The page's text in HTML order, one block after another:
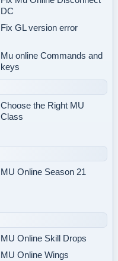
DC
Fix GL version error
Mu online Commands and
keys
Choose the Right MU
Class
MU Online Season 21
MU Online Skill Drops
MU Online Wings